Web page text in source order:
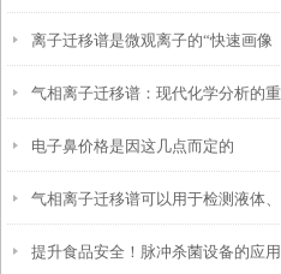
理探秘
离子迁移谱是微观离子的“快速画像
师”——解析工作原理与优势
气相离子迁移谱：现代化学分析的重
要工具
电子鼻价格是因这几点而定的
气相离子迁移谱可以用于检测液体、
固体和气体混合物中的各种易挥发物
提升食品安全！脉冲杀菌设备的应用